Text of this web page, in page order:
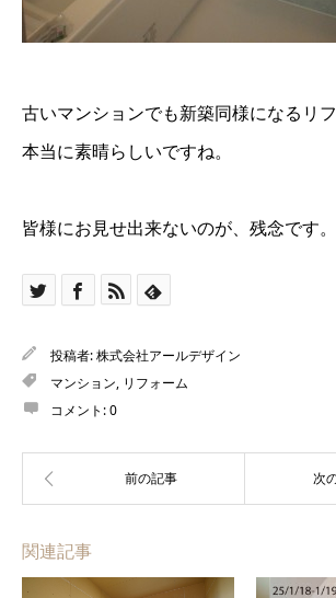
古いマンションでも新築同様になるリ
本当に素晴らしいですね。
皆様にお見せ出来ないのが、残念です。
投稿者:株式会社アールデザイン
マンション, リフォーム
コメント:0
関連記事